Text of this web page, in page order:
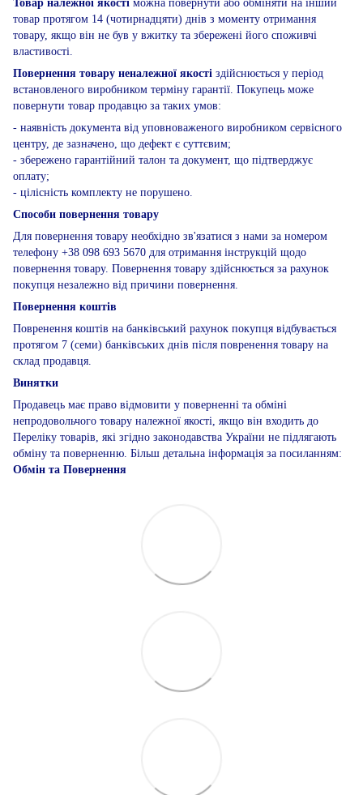
Товар належної якості можна повернути або обміняти на інший
товар протягом 14 (чотирнадцяти) днів з моменту отримання
товару, якщо він не був у вжитку та збережені його споживчі
властивості.
Повернення товару неналежної якості здійснюється у період
встановленого виробником терміну гарантії. Покупець може
повернути товар продавцю за таких умов:
- наявність документа від уповноваженого виробником сервісного
центру, де зазначено, що дефект є суттєвим;
- збережено гарантійний талон та документ, що підтверджує
оплату;
- цілісність комплекту не порушено.
Способи повернення товару
Для повернення товару необхідно зв'язатися з нами за номером
телефону +38 098 693 5670 для отримання інструкцій щодо
повернення товару. Повернення товару здійснюється за рахунок
покупця незалежно від причини повернення.
Повернення коштів
Повренення коштів на банківський рахунок покупця відбувається
протягом 7 (семи) банківських днів після повренення товару на
склад продавця.
Винятки
Продавець має право відмовити у поверненні та обміні
непродовольчого товару належної якості, якщо він входить до
Переліку товарів, які згідно законодавства України не підлягають
обміну та поверненню. Більш детальна інформація за посиланням:
Обмін та Повернення